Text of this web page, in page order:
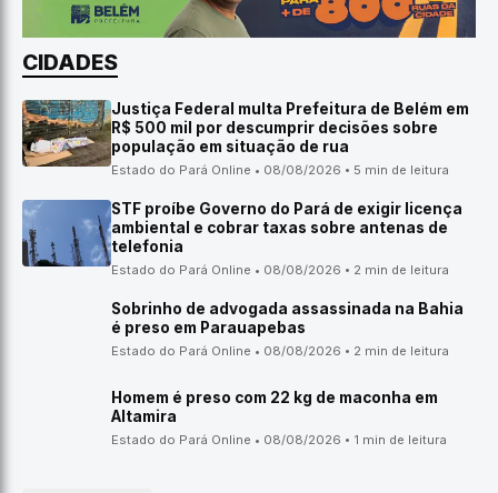
CIDADES
Justiça Federal multa Prefeitura de Belém em
R$ 500 mil por descumprir decisões sobre
população em situação de rua
Estado do Pará Online • 08/08/2026 • 5 min de leitura
STF proíbe Governo do Pará de exigir licença
ambiental e cobrar taxas sobre antenas de
telefonia
Estado do Pará Online • 08/08/2026 • 2 min de leitura
Sobrinho de advogada assassinada na Bahia
é preso em Parauapebas
Estado do Pará Online • 08/08/2026 • 2 min de leitura
Homem é preso com 22 kg de maconha em
Altamira
Estado do Pará Online • 08/08/2026 • 1 min de leitura